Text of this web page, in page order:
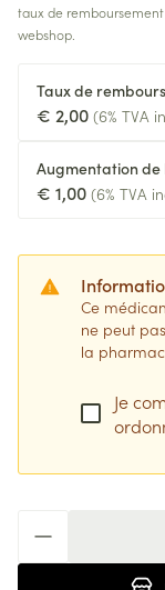
taux de
webshop.
Taux de
€ 2,00 (6% TVA
Augmentation
€ 1,00 (6% TVA
Ce
ne peut
la
Je